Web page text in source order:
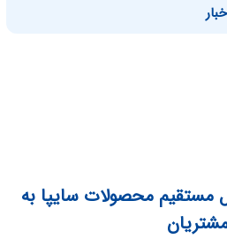
مستقیم محصولات سایپا به